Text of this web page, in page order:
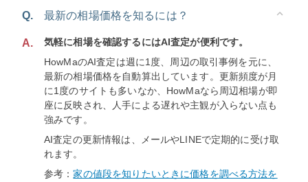
Q. 最新の相場価格を知るには？
A.
気軽に相場を確認するにはAI査定が便利です。
HowMaのAI査定は週に1度、周辺の取引事例を元に、
最新の相場価格を自動算出しています。更新頻度が月
に1度のサイトも多いなか、HowMaなら周辺相場が即
座に反映され、人手による遅れや主観が入らない点も
強みです。
AI査定の更新情報は、メールやLINEで定期的に受け取
れます。
参考：家の値段を知りたいときに価格を調べる方法を